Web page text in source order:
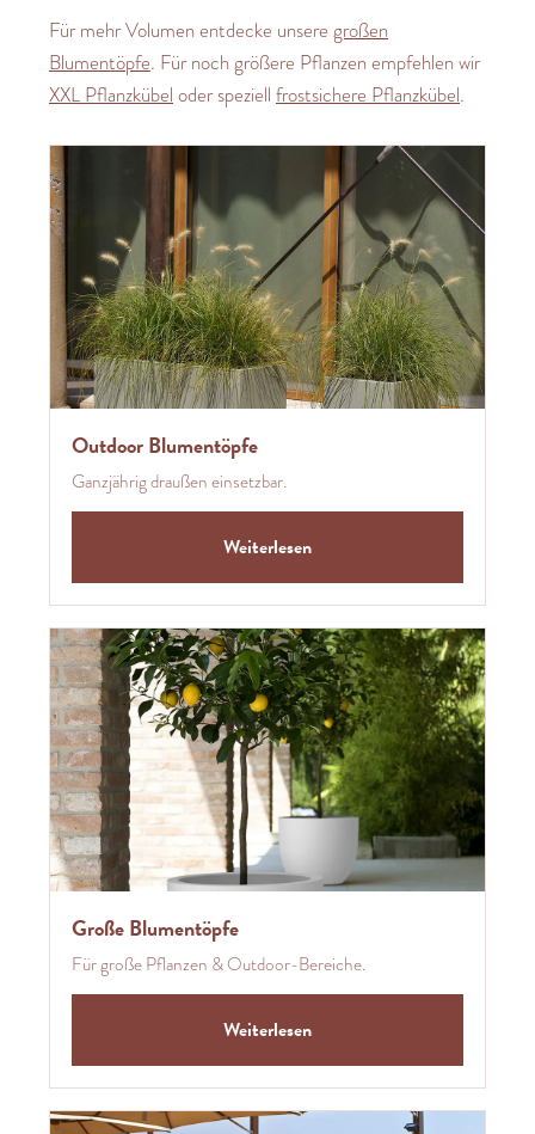
Für mehr Volumen entdecke unsere großen
Blumentöpfe. Für noch größere Pflanzen empfehlen wir
XXL Pflanzkübel oder speziell frostsichere Pflanzkübel.
Outdoor Blumentöpfe
Ganzjährig draußen einsetzbar.
Weiterlesen
Große Blumentöpfe
Für große Pflanzen & Outdoor-Bereiche.
Weiterlesen